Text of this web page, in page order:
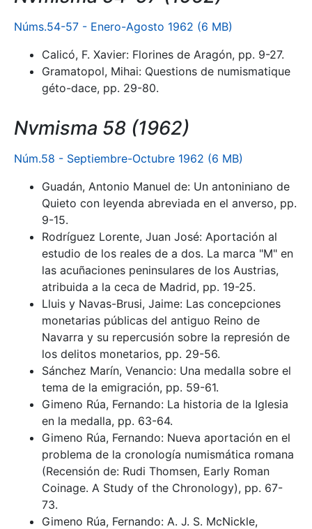
Núms.54-57 - Enero-Agosto 1962 (6 MB)
Calicó, F. Xavier: Florines de Aragón, pp. 9-27.
Gramatopol, Mihai: Questions de numismatique
géto-dace, pp. 29-80.
Nvmisma 58 (1962)
Núm.58 - Septiembre-Octubre 1962 (6 MB)
Guadán, Antonio Manuel de: Un antoniniano de
Quieto con leyenda abreviada en el anverso, pp.
9-15.
Rodríguez Lorente, Juan José: Aportación al
estudio de los reales de a dos. La marca "M" en
las acuñaciones peninsulares de los Austrias,
atribuida a la ceca de Madrid, pp. 19-25.
Lluis y Navas-Brusi, Jaime: Las concepciones
monetarias públicas del antiguo Reino de
Navarra y su repercusión sobre la represión de
los delitos monetarios, pp. 29-56.
Sánchez Marín, Venancio: Una medalla sobre el
tema de la emigración, pp. 59-61.
Gimeno Rúa, Fernando: La historia de la Iglesia
en la medalla, pp. 63-64.
Gimeno Rúa, Fernando: Nueva aportación en el
problema de la cronología numismática romana
(Recensión de: Rudi Thomsen, Early Roman
Coinage. A Study of the Chronology), pp. 67-
73.
Gimeno Rúa, Fernando: A. J. S. McNickle,